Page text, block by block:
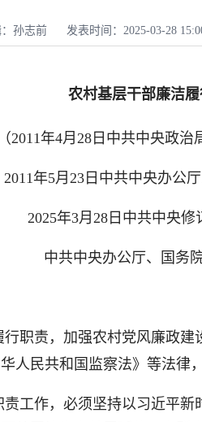
孙志前 发表时间：2025-03-28
农村基层干部廉洁
（2011年4月28日中共中央政
2011年5月23日中共中央办公
2025年3月28日中共中央修
中共中央办公厅、国务
责，加强农村党风廉政建
人民共和国监察法》等法律
作，必须坚持以习近平新